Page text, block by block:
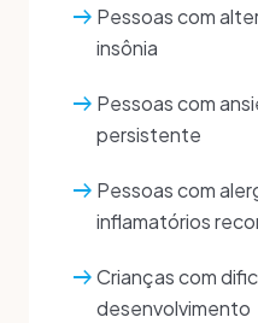
arrow_right_alt Pessoas com
insônia
arrow_right_alt Pessoas com
persistente
arrow_right_alt Pessoas com
inflamatórios
arrow_right_altCrianças com
desenvolvimento